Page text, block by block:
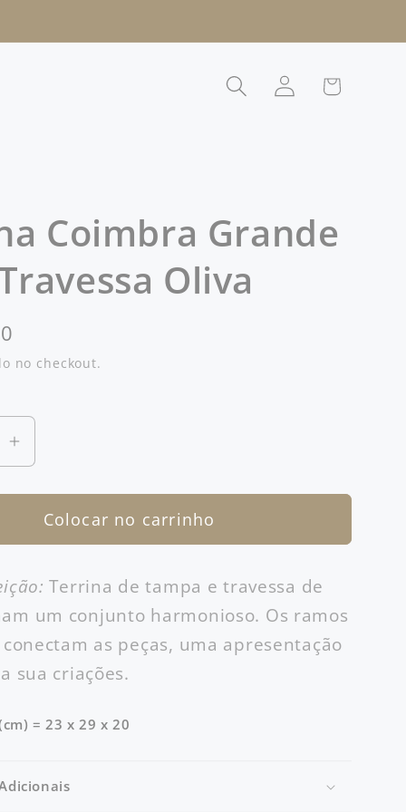
Fazer
login
Carrinho
Coimbra Grande
Oliva
no checkout.
Aumentar
quantidade
Terrina
Grande
Com
Travessa
Colocar no carrinho
Terrina de tampa e travessa de
um conjunto harmonioso. Os ramos
as peças, uma apresentação
sua criações.
= 23 x 29 x 20